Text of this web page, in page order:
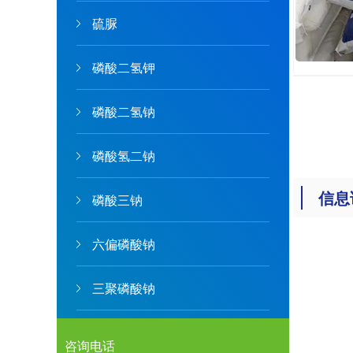
硫脲
磷酸二氢钾
磷酸二氢钠
磷酸氢二钠
磷酸三钠
六偏磷酸钠
三聚磷酸钠
咨询电话
信